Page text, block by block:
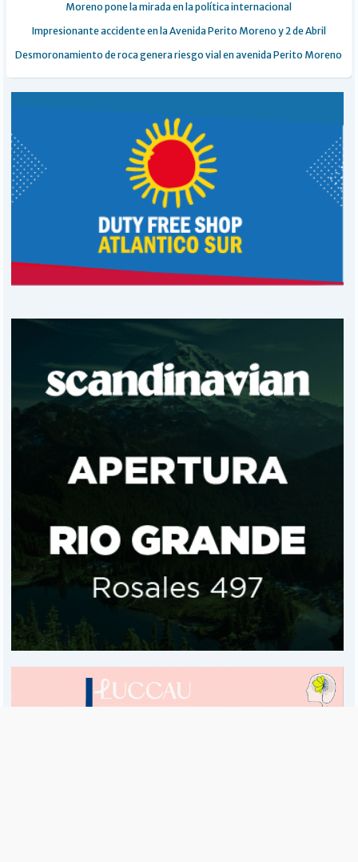
Moreno pone la mirada en la política internacional
Impresionante accidente en la Avenida Perito Moreno y 2 de Abril
Desmoronamiento de roca genera riesgo vial en avenida Perito Moreno